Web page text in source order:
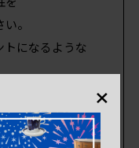
。
になるような
奥行:770mm
×